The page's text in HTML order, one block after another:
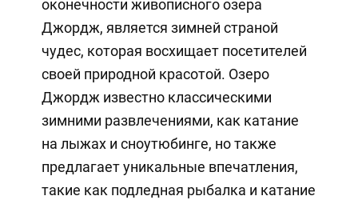
оконечности живописного озера
Джордж, является зимней страной
чудес, которая восхищает посетителей
своей природной красотой. Озеро
Джордж известно классическими
зимними развлечениями, как катание
на лыжах и сноутюбинге, но также
предлагает уникальные впечатления,
такие как подледная рыбалка и катание